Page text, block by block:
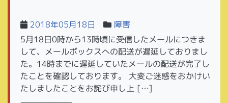
2018年05月18日 障害
5月18日0時から13時頃に受信したメールにつきま
して、メールボックスへの配送が遅延しておりまし
た。14時までに遅延していたメールの配送が完了し
たことを確認しております。 大変ご迷惑をおかけい
たしましたことをお詫び申し上 […]